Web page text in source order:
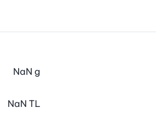
NaN g
NaN TL